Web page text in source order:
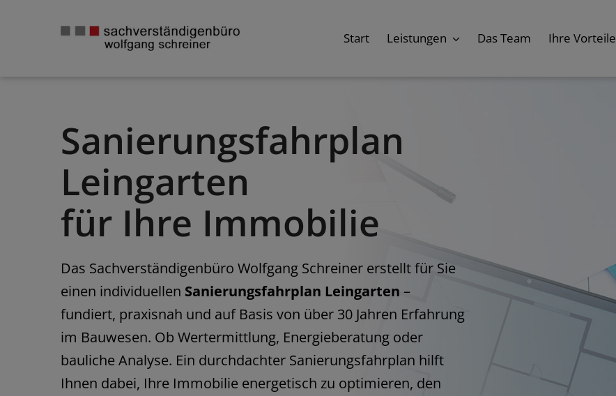
Start Leistungen Das Team Ihre Vorteile
Sanierungsfahrplan
Leingarten
für Ihre Immobilie
Das Sachverständigenbüro Wolfgang Schreiner erstellt für Sie
einen individuellen Sanierungsfahrplan Leingarten –
fundiert, praxisnah und auf Basis von über 30 Jahren Erfahrung
im Bauwesen. Ob Wertermittlung, Energieberatung oder
bauliche Analyse. Ein durchdachter Sanierungsfahrplan hilft
Ihnen dabei, Ihre Immobilie energetisch zu optimieren, den